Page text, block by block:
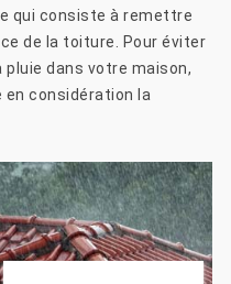
qui consiste à remettre
de la toiture. Pour éviter
pluie dans votre maison,
en considération la